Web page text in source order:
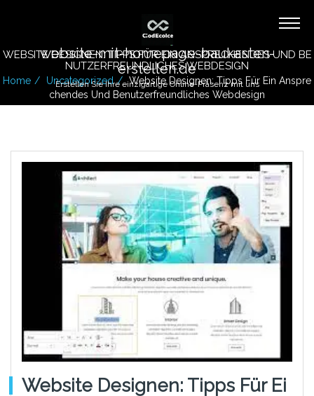
website-mit-homepage-baukasten-
erstellen.de
Erstellen Sie Ihre einzigartige Online-Präsenz mit uns
WEBSITE DESIGNEN: TIPPS FÜR EIN ANSPRECHENDES UND BE
NUTZERFREUNDLICHES WEBDESIGN
Home Uncategorized
Website Designen: Tipps Für Ein Anspre
Chendes Und Benutzerfreundliches Webdesign
Website Designen: Tipps Für Ei